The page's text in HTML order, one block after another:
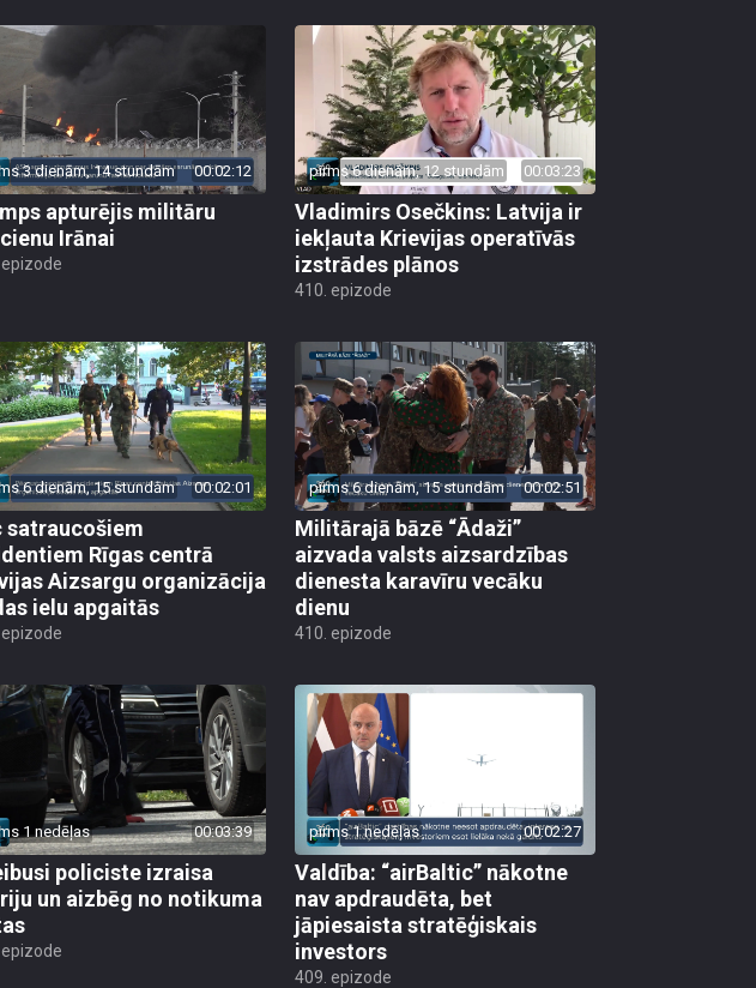
3 dienām, 14 stundām 00:02:12
apturējis militāru
Irānai
pirms 6 dienām, 12 stundām 00:03:23
Vladimirs Osečkins: Latvija ir
iekļauta Krievijas operatīvās
izstrādes plānos
410. epizode
6 dienām, 15 stundām 00:02:01
satraucošiem
Rīgas centrā
Aizsargu organizācija
ielu apgaitās
pirms 6 dienām, 15 stundām 00:02:51
Militārajā bāzē “Ādaži”
aizvada valsts aizsardzības
dienesta karavīru vecāku
dienu
410. epizode
1 nedēļas 00:03:39
policiste izraisa
un aizbēg no notikuma
pirms 1 nedēļas 00:02:27
Valdība: “airBaltic” nākotne
nav apdraudēta, bet
jāpiesaista stratēģiskais
investors
409. epizode